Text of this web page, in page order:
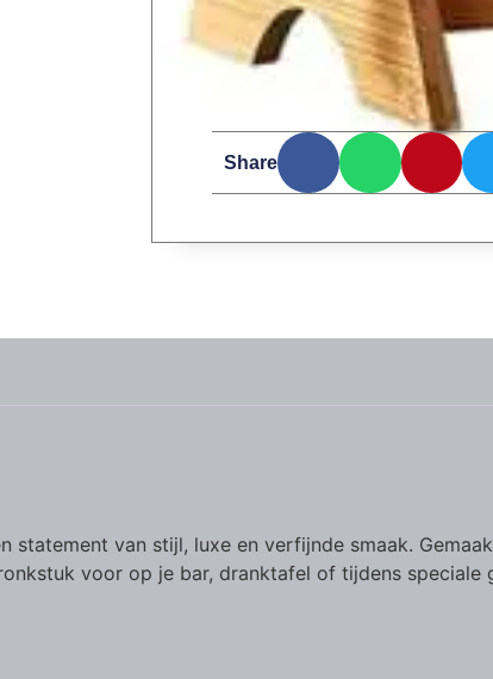
Share
statement van stijl, luxe en verfijnde smaak.
voor op je bar, dranktafel of tijdens speciale